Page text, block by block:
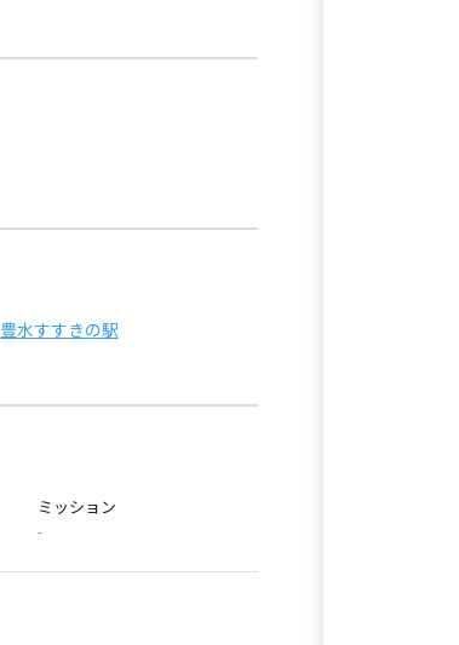
豊水すすきの駅
ミッション
-